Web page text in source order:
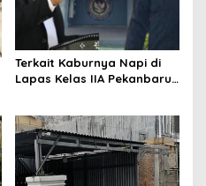
Terkait Kaburnya Napi di
Lapas Kelas IIA Pekanbaru,
Imipas Agar Kasi Binadik
Lapas Kelas IIA Pekanbaru
Ridho Juga Dicopot